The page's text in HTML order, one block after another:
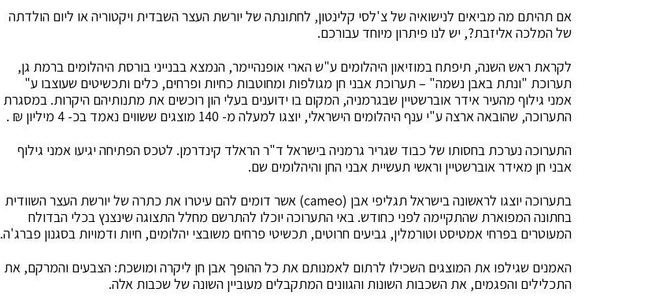
אם תהיתם מה מביאים לנישואיה של צ'לסי קלינטון, לחתונתה של יורשת העצר השבדית ויקטוריה או ליום הולדתה
של המלכה אליזבת?, יש לנו פיתרון מיוחד עבורכם.
לקראת ראש השנה, תיפתח במוזיאון היהלומים ע"ש הארי אופנהיימר, הנמצא בבנייני בורסת היהלומים ברמת גן,
תערוכת "ונתת באבן נשמה" – תערוכת אבני חן מגולפות ומחוטבות כחיות ופרחים, כלים ותכשיטים שעוצבו ע"
אמני גילוף מהעיר אידר אוברשטיין שבגרמניה, המקום בו ידוענים בעלי הון רוכשים את מתנותיהם היקרות. במסגרת
התערוכה, שהובאה ארצה ע"י ענף היהלומים הישראלי, יוצגו למעלה מ- 140 מוצגים ששווים נאמד בכ- 4 מיליון ₪ .
התערוכה נערכת בחסותו של כבוד שגריר גרמניה בישראל ד"ר הראלד קינדרמן. לטכס הפתיחה יגיעו אמני גילוף
אבני חן מאידר אוברשטיין וראשי תעשיית אבני החן והיהלומים שם.
בתערוכה יוצגו לראשונה בישראל תגליפי אבן (cameo) אשר דומים להם עיטרו את כתרה של יורשת העצר השוודית
בחתונה המפוארת שהתקיימה לפני כחודש. באי התערוכה יוכלו להתרשם מחלל התצוגה שינצנץ בכלי הבדולח
המעוטרים בפרחי אמטיסט וטורמלין, גביעים חרוטים, תכשיטי פרחים משובצי יהלומים, חיות ודמויות בסגנון פברג'ה.
האמנים שגילפו את המוצגים השכילו לרתום לאמנותם את כל ההופך אבן חן ליקרה ומושכת: הצבעים והמרקם, את
התכלילים והפגמים, את השכבות השונות והגוונים המתקבלים מעוביין השונה של שכבות אלה.